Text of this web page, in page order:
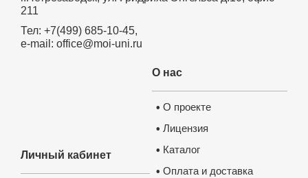
211
Тел: +7(499) 685-10-45,
e-mail: office@moi-uni.ru
О нас
• О проекте
• Лицензия
• Каталог
• Оплата и доставка
Личный кабинет